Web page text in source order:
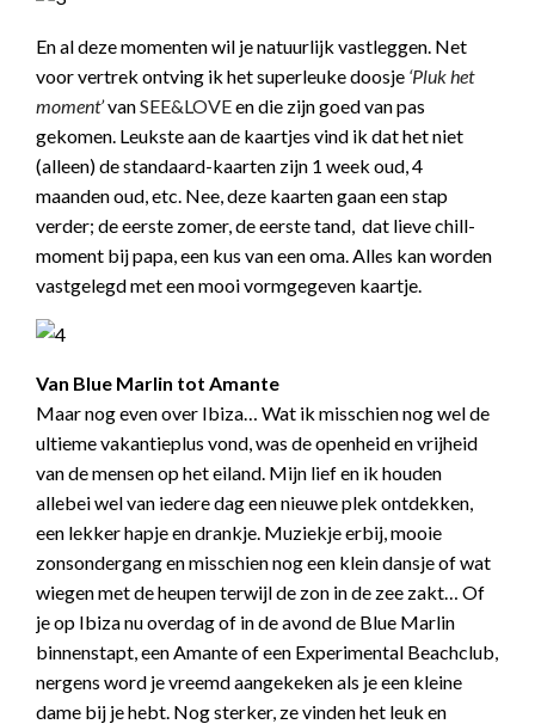
En al deze momenten wil je natuurlijk vastleggen. Net
voor vertrek ontving ik het superleuke doosje ‘Pluk het
moment’vanSEE&LOVEen die zijn goed van pas
gekomen. Leukste aan de kaartjes vind ik dat het niet
(alleen) de standaard-kaarten zijn 1 week oud, 4
maanden oud, etc. Nee, deze kaarten gaan een stap
verder; de eerste zomer, de eerste tand, dat lieve chill-
moment bij papa, een kus van een oma. Alles kan worden
vastgelegd met een mooi vormgegeven kaartje.
Van Blue Marlin tot Amante
Maar nog even over Ibiza… Wat ik misschien nog wel de
ultieme vakantieplus vond, was de openheid en vrijheid
van de mensen op het eiland. Mijn lief en ik houden
allebei wel van iedere dag een nieuwe plek ontdekken,
een lekker hapje en drankje. Muziekje erbij, mooie
zonsondergang en misschien nog een klein dansje of wat
wiegen met de heupen terwijl de zon in de zee zakt… Of
je op Ibiza nu overdag of in de avond de Blue Marlin
binnenstapt, een Amante of een Experimental Beachclub,
nergens word je vreemd aangekeken als je een kleine
dame bij je hebt. Nog sterker, ze vinden het leuk en